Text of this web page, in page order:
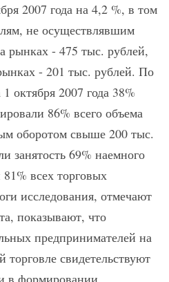
2007 года на 4,2 %, в том
не осуществлявшим
рынках - 475 тыс. рублей,
- 201 тыс. рублей. По
октября 2007 года 38%
86% всего объема
оборотом свыше 200 тыс.
занятость 69% наемного
всех торговых
исследования, отмечают
показывают, что
предпринимателей на
свидетельствуют
в формировании